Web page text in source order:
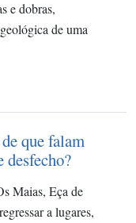
e dobras,
de uma
que falam
desfecho?
Maias, Eça de
a lugares,